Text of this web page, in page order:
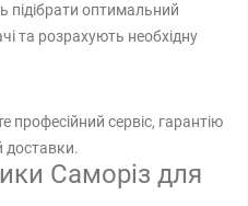
підібрати оптимальний
та розрахують необхідну
сервіс, гарантію
доставки.
Саморіз для